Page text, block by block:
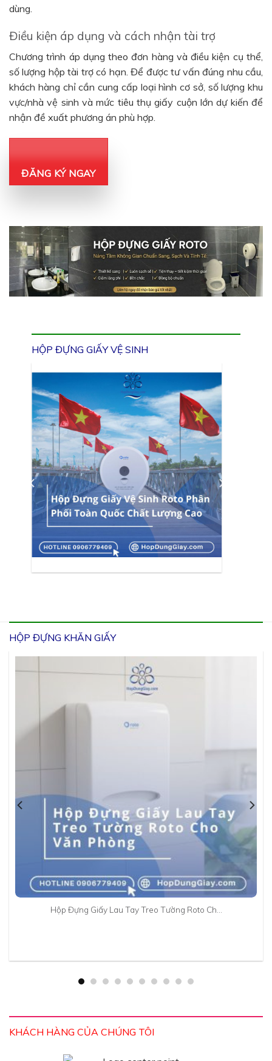
dùng.
Điều kiện áp dụng và cách nhận tài trợ
Chương trình áp dụng theo đơn hàng và điều kiện cụ thể,
số lượng hộp tài trợ có hạn. Để được tư vấn đúng nhu cầu,
khách hàng chỉ cần cung cấp loại hình cơ sở, số lượng khu
vực/nhà vệ sinh và mức tiêu thụ giấy cuộn lớn dự kiến để
nhận đề xuất phương án phù hợp.
ĐĂNG KÝ NGAY
HỘP ĐỰNG GIẤY VỆ SINH
HỘP ĐỰNG KHĂN GIẤY
Hộp Đựng Giấy Lau Tay Treo Tường Roto Ch…
KHÁCH HÀNG CỦA CHÚNG TÔI